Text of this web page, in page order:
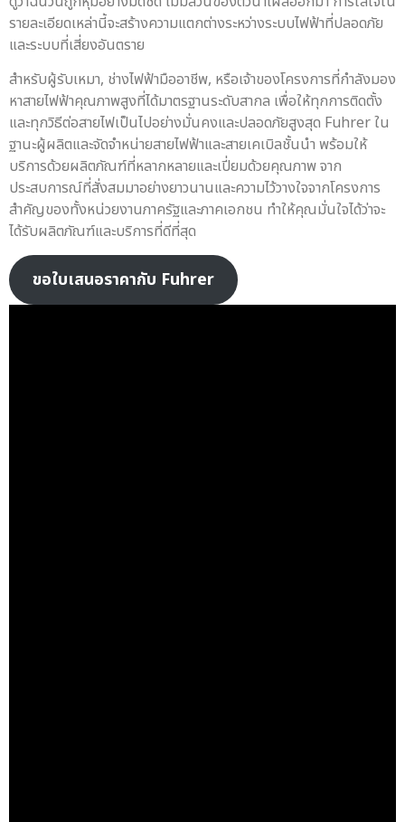
รายละเอียดเหล่านี้จะสร้างความแตกต่างระหว่างระบบไฟฟ้าที่ปลอดภัย
และระบบที่เสี่ยงอันตราย
สำหรับผู้รับเหมา, ช่างไฟฟ้ามืออาชีพ, หรือเจ้าของโครงการที่กำลังมอง
หาสายไฟฟ้าคุณภาพสูงที่ได้มาตรฐานระดับสากล เพื่อให้ทุกการติดตั้ง
และทุกวิธีต่อสายไฟเป็นไปอย่างมั่นคงและปลอดภัยสูงสุด Fuhrer ใน
ฐานะผู้ผลิตและจัดจำหน่ายสายไฟฟ้าและสายเคเบิลชั้นนำ พร้อมให้
บริการด้วยผลิตภัณฑ์ที่หลากหลายและเปี่ยมด้วยคุณภาพ จาก
ประสบการณ์ที่สั่งสมมาอย่างยาวนานและความไว้วางใจจากโครงการ
สำคัญของทั้งหน่วยงานภาครัฐและภาคเอกชน ทำให้คุณมั่นใจได้ว่าจะ
ได้รับผลิตภัณฑ์และบริการที่ดีที่สุด
ขอใบเสนอราคากับ Fuhrer